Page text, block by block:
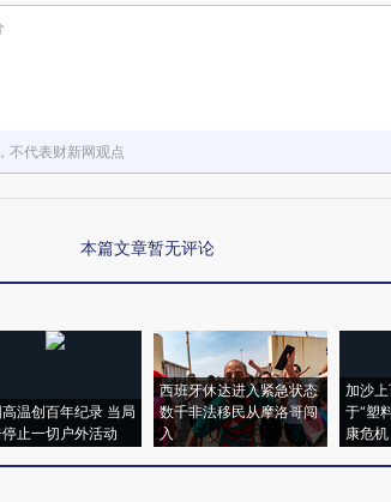
不代表财新网观点
本篇文章暂无评论
温创百年纪录 当局
止一切户外活动
西班牙休达进入紧急状态
数千非法移民从摩洛哥闯
入
加沙
于“塑
康危机